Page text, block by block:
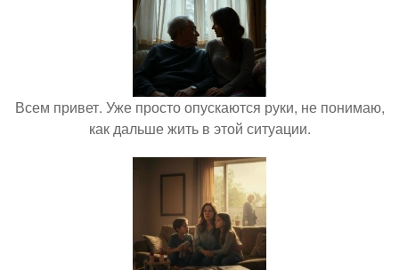
Всем привет. Уже просто опускаются руки, не понимаю,
как дальше жить в этой ситуации.